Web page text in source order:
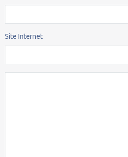
Site Internet